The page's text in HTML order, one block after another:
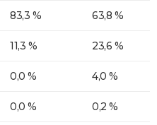
83,3 % 63,8 %
11,3 % 23,6 %
0,0 % 4,0 %
0,0 % 0,2 %